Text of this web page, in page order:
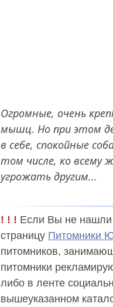
Огромные, очень
мышц. Но при этом
в себе, спокойные
том числе, ко всему
угрожать другим...
! ! ! Если Вы не
страницу Питомники
питомников,
питомники
либо в ленте
вышеуказанном